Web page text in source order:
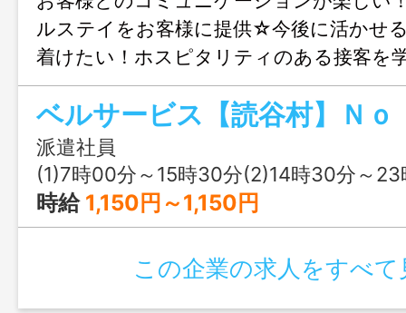
ルステイをお客様に提供☆今後に活かせ
着けたい！ホスピタリティのある接客を
様の「ありがとう」がうれしい職場です
容》・送迎や車の誘導・タクシーの手配
へのアテンド・観光案内など■勤務日は
チ無料♪フリードリンクあり♪ ■ユニフ
ッカー貸与！ユニフォームのクリーニ
者大歓迎！研修でしっかり技術を身に
相談可☆勤務条件の相談しやすい環境な
にご相談ください☆ 変更範囲：無し
派遣社員
(1)7時00分～15時30分(2)14時30分～
時給 1,150円～1,150円
この企業の求人をすべて